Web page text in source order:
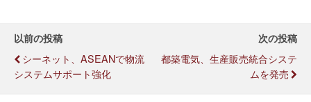
以前の投稿
シーネット、ASEANで物流
システムサポート強化
次の投稿
都築電気、生産販売統合システ
ムを発売